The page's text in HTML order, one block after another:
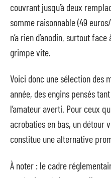
couvrant jusqu’à deux
somme raisonnable (49
n’a rien d’anodin, surtout
grimpe vite.
Voici donc une sélection des
année, des engins pensés
l’amateur averti. Pour ceux
acrobaties en bas, un détour
constitue une alternative
À noter : le cadre